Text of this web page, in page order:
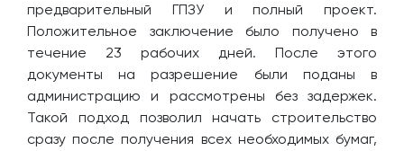
предварительный ГПЗУ и полный проект.
Положительное заключение было получено в
течение 23 рабочих дней. После этого
документы на разрешение были поданы в
администрацию и рассмотрены без задержек.
Такой подход позволил начать строительство
сразу после получения всех необходимых бумаг,